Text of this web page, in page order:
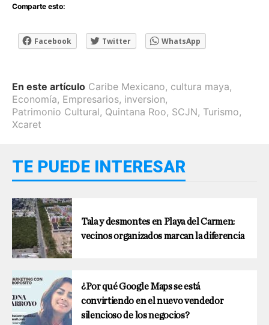
Comparte esto:
Facebook Twitter WhatsApp
En este artículo Caribe Mexicano, cultura maya,
Economía, Empresarios, inversion,
Patrimonio Cultural, Quintana Roo, SCJN, Turismo,
Xcaret
TE PUEDE INTERESAR
Tala y desmontes en Playa del Carmen:
vecinos organizados marcan la diferencia
¿Por qué Google Maps se está
convirtiendo en el nuevo vendedor
silencioso de los negocios?